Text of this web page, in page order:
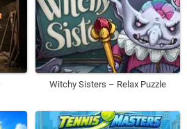
Witchy Sisters – Relax Puzzle